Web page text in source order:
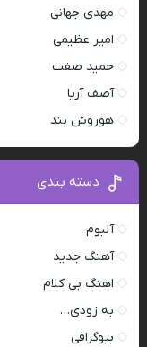
مهدی جهانی
امیر عظیمی
حمید صفت
آصف آریا
هوروش بند
دسته بندی
آلبوم
آهنگ جدید
اهنگ بی کلام
به زودی…
بیوگرافی